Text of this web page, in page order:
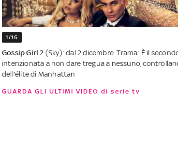
1/16
Gossip Girl 2 (Sky): dal 2 dicembre. Trama: È il
intenzionata a non dare tregua a nessuno,
dell'élite di Manhattan
GUARDA GLI ULTIMI VIDEO di serie tv